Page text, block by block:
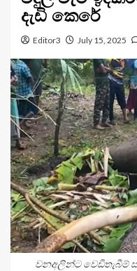
දැඩි කෙරේ
Editor3 July 15, 2025
වනඅලින්ට වෙඩිතැබීම්